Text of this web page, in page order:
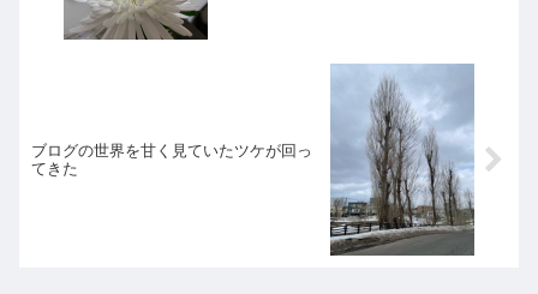
ブログの世界を甘く見ていたツケが回っ
てきた